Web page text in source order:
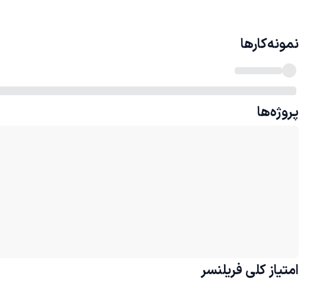
نمونه‌کارها
پروژه‌ها
امتیاز کلی فریلنسر